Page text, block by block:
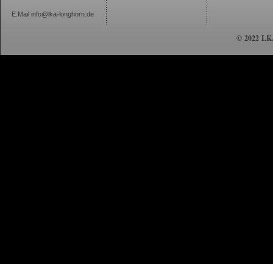
E.Mail info@lka-longhorn.de
© 2022